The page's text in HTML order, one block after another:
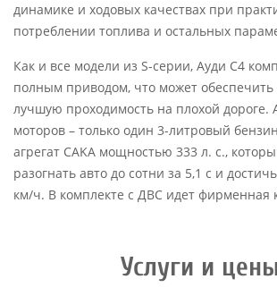
динамике и ходовых качествах при
потреблении топлива и остальных
Как и все модели из S-серии, Ауди С4
полным приводом, что может
лучшую проходимость на плохой дороге.
моторов – только один 3-литровый
агрегат CAKA мощностью 333 л. с.,
разогнать авто до сотни за 5,1 с и
км/ч. В комплекте с ДВС идет фирменная
Услуги и